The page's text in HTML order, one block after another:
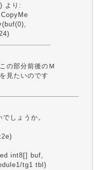
より:
の部分前後のＭ
見たいのです
しょうか。
int8[] buf,
tg1 tbl)